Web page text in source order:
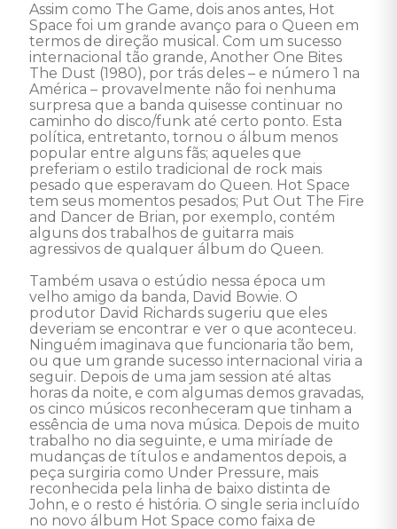
Assim como The Game, dois anos antes, Hot
Space foi um grande avanço para o Queen em
termos de direção musical. Com um sucesso
internacional tão grande, Another One Bites
The Dust (1980), por trás deles – e número 1 na
América – provavelmente não foi nenhuma
surpresa que a banda quisesse continuar no
caminho do disco/funk até certo ponto. Esta
política, entretanto, tornou o álbum menos
popular entre alguns fãs; aqueles que
preferiam o estilo tradicional de rock mais
pesado que esperavam do Queen. Hot Space
tem seus momentos pesados; Put Out The Fire
and Dancer de Brian, por exemplo, contém
alguns dos trabalhos de guitarra mais
agressivos de qualquer álbum do Queen.
Também usava o estúdio nessa época um
velho amigo da banda, David Bowie. O
produtor David Richards sugeriu que eles
deveriam se encontrar e ver o que aconteceu.
Ninguém imaginava que funcionaria tão bem,
ou que um grande sucesso internacional viria a
seguir. Depois de uma jam session até altas
horas da noite, e com algumas demos gravadas,
os cinco músicos reconheceram que tinham a
essência de uma nova música. Depois de muito
trabalho no dia seguinte, e uma miríade de
mudanças de títulos e andamentos depois, a
peça surgiria como Under Pressure, mais
reconhecida pela linha de baixo distinta de
John, e o resto é história. O single seria incluído
no novo álbum Hot Space como faixa de